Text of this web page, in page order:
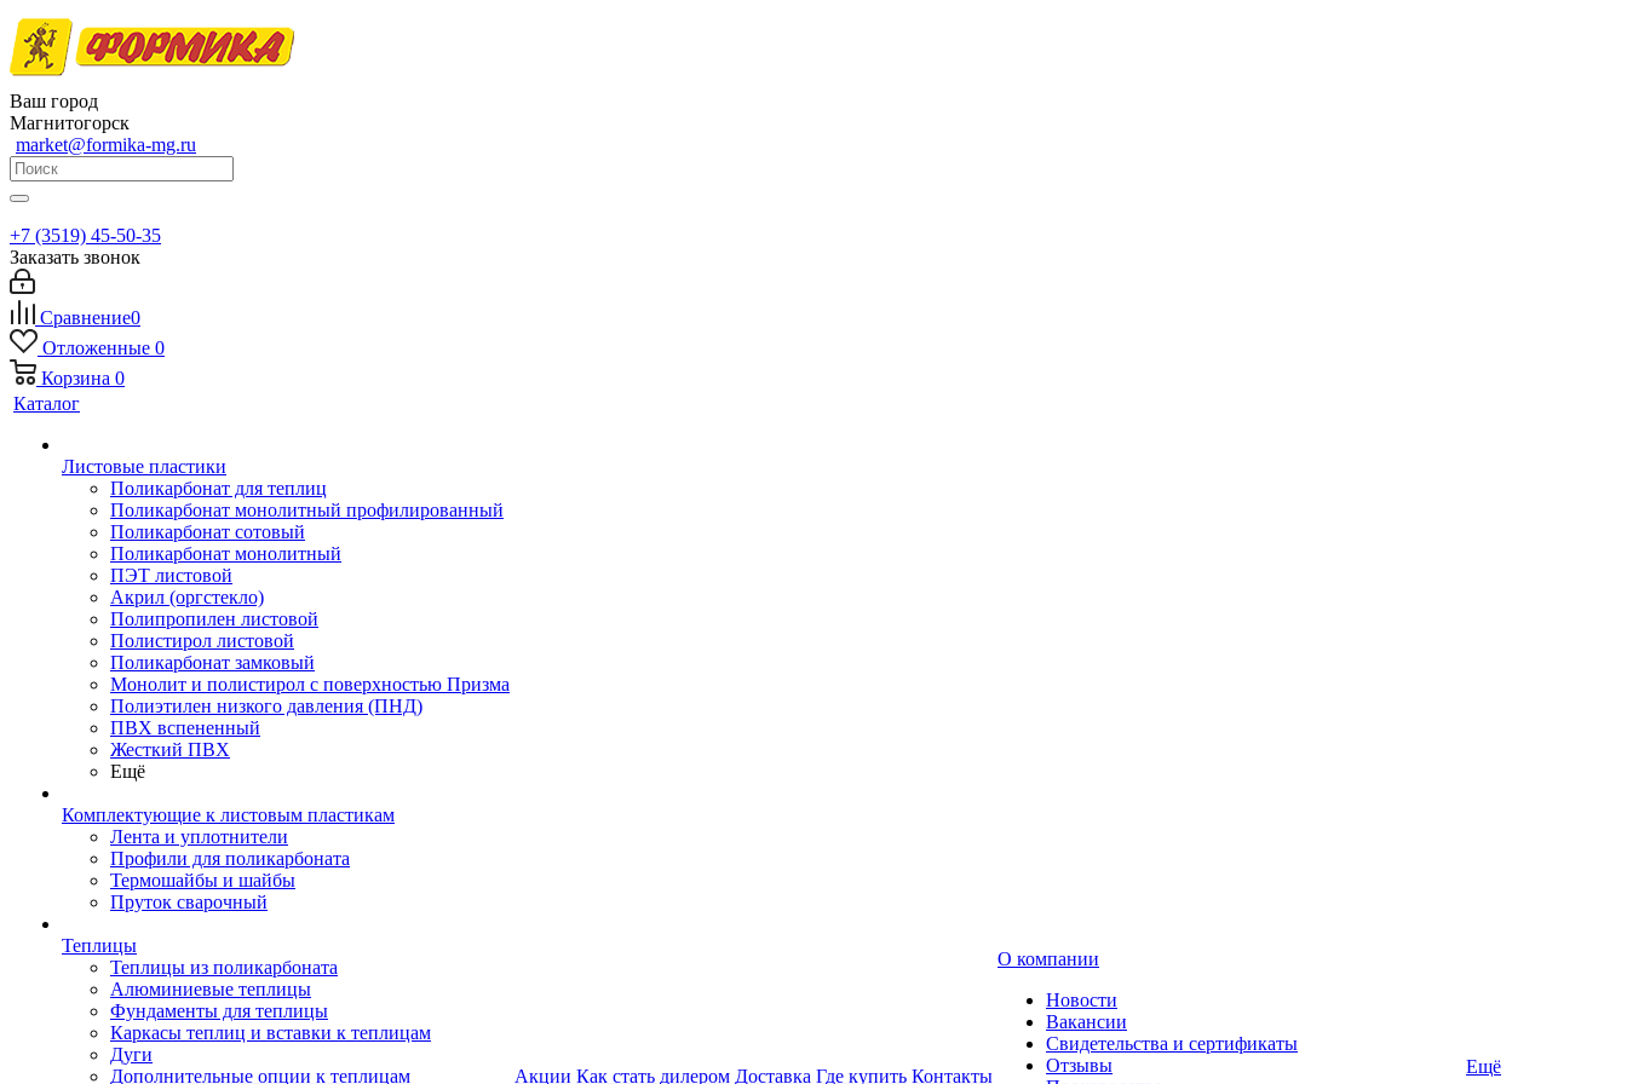
Ваш город
Магнитогорск
market@formika-mg.ru
+7 (3519) 45-50-35
Заказать звонок
Сравнение0
Отложенные 0
Корзина 0
Каталог
Листовые пластики
Поликарбонат для теплиц
Поликарбонат монолитный профилированный
Поликарбонат сотовый
Поликарбонат монолитный
ПЭТ листовой
Акрил (оргстекло)
Полипропилен листовой
Полистирол листовой
Поликарбонат замковый
Монолит и полистирол с поверхностью Призма
Полиэтилен низкого давления (ПНД)
ПВХ вспененный
Жесткий ПВХ
Ещё
Комплектующие к листовым пластикам
Лента и уплотнители
Профили для поликарбоната
Термошайбы и шайбы
Пруток сварочный
Теплицы
Теплицы из поликарбоната
Алюминиевые теплицы
Фундаменты для теплицы
Каркасы теплиц и вставки к теплицам
Дуги
Дополнительные опции к теплицам
Акции Как стать дилером Доставка Где купить Контакты
О компании
Новости
Вакансии
Свидетельства и сертификаты
Отзывы
Ещё